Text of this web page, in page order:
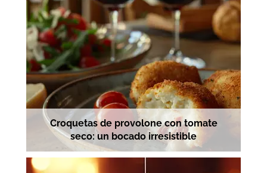
Croquetas de provolone con tomate
seco: un bocado irresistible